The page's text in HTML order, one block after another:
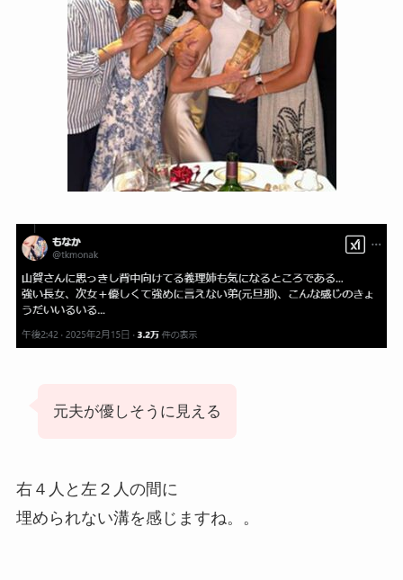
元夫が優しそうに見える
右４人と左２人の間に
埋められない溝を感じますね。。